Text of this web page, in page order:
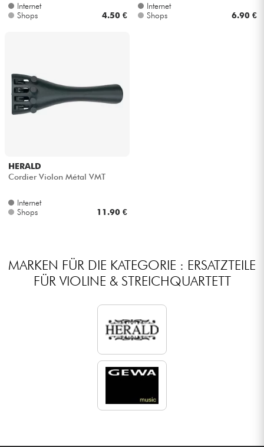
Internet
Shops
4.50 €
Internet
Shops
6.90 €
HERALD
Cordier Violon Métal VMT
Internet
Shops
11.90 €
MARKEN FÜR DIE KATEGORIE : ERSATZTEILE
FÜR VIOLINE & STREICHQUARTETT